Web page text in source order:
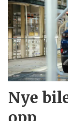
Nye